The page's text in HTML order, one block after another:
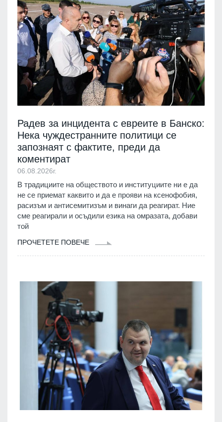
Радев за инцидента с евреите в Банско:
Нека чуждестранните политици се
запознаят с фактите, преди да
коментират
06.08.2026г.
В традициите на обществото и институциите ни е да
не се приемат каквито и да е прояви на ксенофобия,
расизъм и антисемитизъм и винаги да реагират. Ние
сме реагирали и осъдили езика на омразата, добави
той
ПРОЧЕТЕТЕ ПОВЕЧЕ